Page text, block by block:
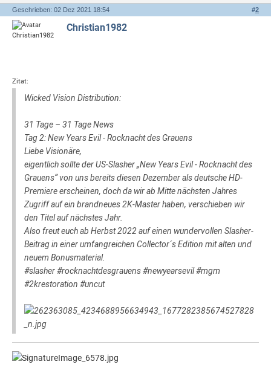
#2
Geschrieben: 02 Dez 2021 18:54
Christian1982
Zitat:
Wicked Vision Distribution:
31 Tage – 31 Tage News
Tag 2: New Years Evil - Rocknacht des Grauens
Liebe Visionäre,
eigentlich sollte der US-Slasher „New Years Evil - Rocknacht des
Grauens“ von uns bereits diesen Dezember als deutsche HD-
Premiere erscheinen, doch da wir ab Mitte nächsten Jahres
Zugriff auf ein brandneues 2K-Master haben, verschieben wir
den Titel auf nächstes Jahr.
Also freut euch ab Herbst 2022 auf einen wundervollen Slasher-
Beitrag in einer umfangreichen Collector´s Edition mit alten und
neuem Bonusmaterial.
#slasher #rocknachtdesgrauens #newyearsevil #mgm
#2krestoration #uncut